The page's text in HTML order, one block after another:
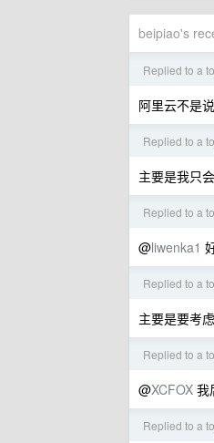
beipiao's
Replied to a
阿里云不是
Replied to a
主要是我只
Replied to a
@liwenka1
Replied to a
主要是要考
Replied to a
@XCFOX 我
Replied to a